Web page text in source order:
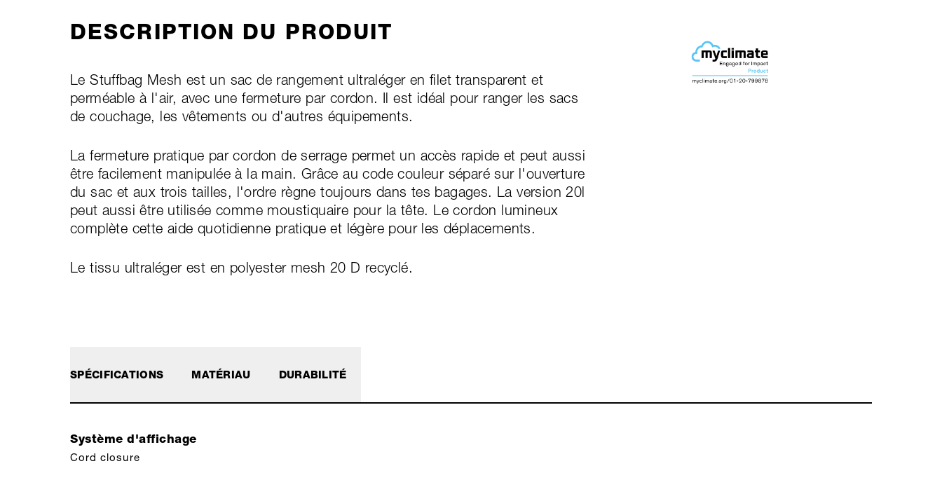
DESCRIPTION DU PRODUIT
Le Stuffbag Mesh est un sac de rangement ultraléger en filet transparent et
perméable à l'air, avec une fermeture par cordon. Il est idéal pour ranger les sacs
de couchage, les vêtements ou d'autres équipements.
La fermeture pratique par cordon de serrage permet un accès rapide et peut aussi
être facilement manipulée à la main. Grâce au code couleur séparé sur l'ouverture
du sac et aux trois tailles, l'ordre règne toujours dans tes bagages. La version 20l
peut aussi être utilisée comme moustiquaire pour la tête. Le cordon lumineux
complète cette aide quotidienne pratique et légère pour les déplacements.
Le tissu ultraléger est en polyester mesh 20 D recyclé.
SPÉCIFICATIONS
Système d'affichage
Cord closure
MATÉRIAU DURABILITÉ